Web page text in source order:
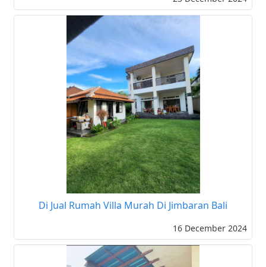
Di Jual Rumah Villa Murah Di Jimbaran Bali
16 December 2024